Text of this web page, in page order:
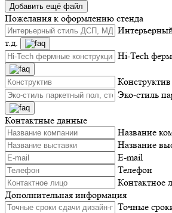
Добавить ещё файл
Пожелания к оформлению стенда
т.д.
Hi-Tech
Конструктив
Эко-стиль
Контактные данные
Название
Название
E-mail
Телефон
Контактное
Дополнительная информация
Точные